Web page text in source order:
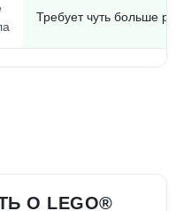
Требует чуть больше
О LEGO®